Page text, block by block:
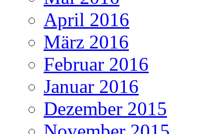
April 2016
März 2016
Februar 2016
Januar 2016
Dezember 2015